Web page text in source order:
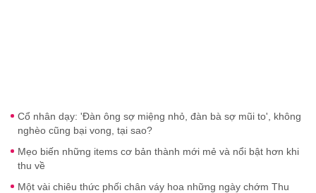
Cổ nhân dạy: 'Đàn ông sợ miệng nhỏ, đàn bà sợ mũi to', không
nghèo cũng bại vong, tại sao?
Mẹo biến những items cơ bản thành mới mẻ và nổi bật hơn khi
thu về
Một vài chiêu thức phối chân váy hoa những ngày chớm Thu